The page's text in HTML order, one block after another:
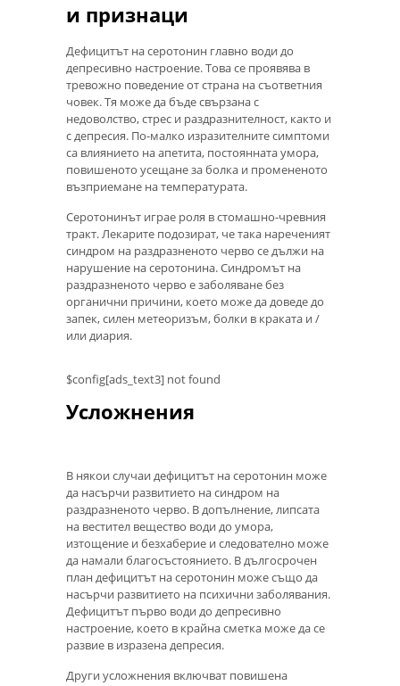
и признаци
Дефицитът на серотонин главно води до
депресивно настроение. Това се проявява в
тревожно поведение от страна на съответния
човек. Тя може да бъде свързана с
недоволство, стрес и раздразнителност, както и
с депресия. По-малко изразителните симптоми
са влиянието на апетита, постоянната умора,
повишеното усещане за болка и промененото
възприемане на температурата.
Серотонинът играе роля в стомашно-чревния
тракт. Лекарите подозират, че така нареченият
синдром на раздразненото черво се дължи на
нарушение на серотонина. Синдромът на
раздразненото черво е заболяване без
органични причини, което може да доведе до
запек, силен метеоризъм, болки в краката и /
или диария.
$config[ads_text3] not found
Усложнения
В някои случаи дефицитът на серотонин може
да насърчи развитието на синдром на
раздразненото черво. В допълнение, липсата
на вестител вещество води до умора,
изтощение и безхаберие и следователно може
да намали благосъстоянието. В дългосрочен
план дефицитът на серотонин може също да
насърчи развитието на психични заболявания.
Дефицитът първо води до депресивно
настроение, което в крайна сметка може да се
развие в изразена депресия.
Други усложнения включват повишена